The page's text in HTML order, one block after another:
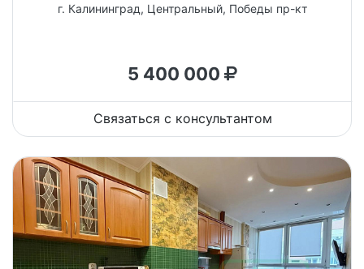
г. Калининград, Центральный, Победы пр-кт
5 400 000
Связаться с консультантом